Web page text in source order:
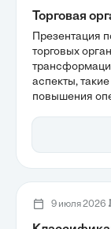
Торговая
Презентация
торговых
аспекты,
повышения
узкие места в
на том, как
9 июля 2026